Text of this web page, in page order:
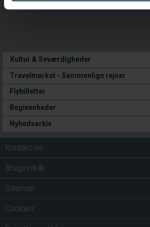
de har indsamlet fra din brug af deres
Kultur & Seværdigheder
Travelmarket - Sammenlign rejser
Flybilletter
Begivenheder
Nyhedsarkiv
Kontakt os
Brugsvilkår
Sitemap
Cookies